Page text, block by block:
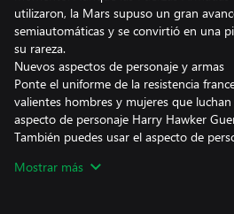
utilizaron, la Mars supuso un gran
semiautomáticas y se convirtió en una
su rareza.
Nuevos aspectos de personaje y armas
Ponte el uniforme de la resistencia
valientes hombres y mujeres que
aspecto de personaje Harry Hawker
También puedes usar el aspecto de
aspecto del rifle Ghillie Elite garantiza un
Mostrar más